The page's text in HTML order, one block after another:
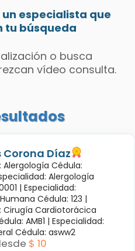
especialista que
tu búsqueda
o busca
vídeo consulta.
Corona Díaz
Alergología Cédula:
Alergología
| Especialidad:
Cédula: 123 |
Cirugía Cardiotorácica
AMB1 | Especialidad:
Cédula: asww2
$ 10